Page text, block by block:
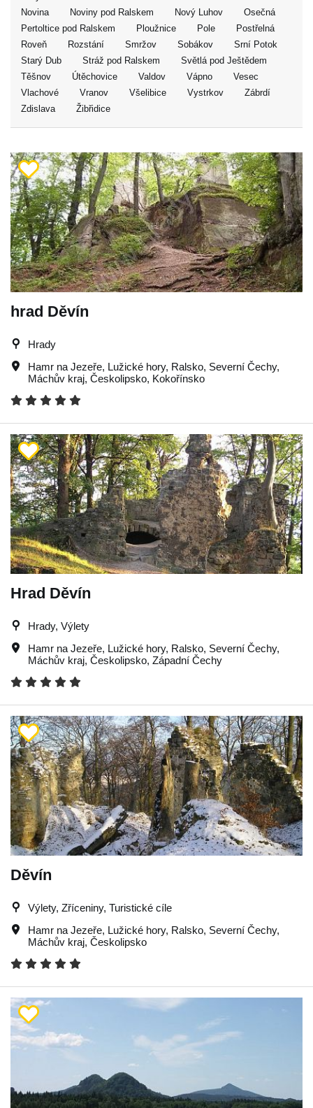
Novina
Noviny pod Ralskem Nový Luhov
Osečná
Pertoltice pod Ralskem
Ploužnice Pole
Postřelná
Roveň
Rozstání Smržov Sobákov
Srní Potok
Starý Dub
Stráž pod Ralskem
Světlá pod Ještědem
Těšnov
Útěchovice Valdov Vápno
Vesec
Vlachové
Vranov Všelibice Vystrkov
Zábrdí
Zdislava
Žibřidice
hrad Děvín
Hrady
Hamr na Jezeře, Lužické hory, Ralsko, Severní Čechy,
Máchův kraj, Českolipsko, Kokořínsko
Hrad Děvín
Hrady, Výlety
Hamr na Jezeře, Lužické hory, Ralsko, Severní Čechy,
Máchův kraj, Českolipsko, Západní Čechy
Děvín
Výlety, Zříceniny, Turistické cíle
Hamr na Jezeře, Lužické hory, Ralsko, Severní Čechy,
Máchův kraj, Českolipsko